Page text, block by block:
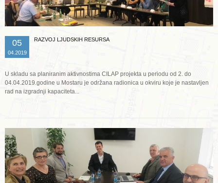
05
04.2019
RAZVOJ LJUDSKIH RESURSA
U skladu sa planiranim aktivnostima CILAP projekta u periodu od 2. do
04.04.2019.godine u Mostaru je održana radionica u okviru koje je nastavljen
rad na izgradnji kapaciteta...